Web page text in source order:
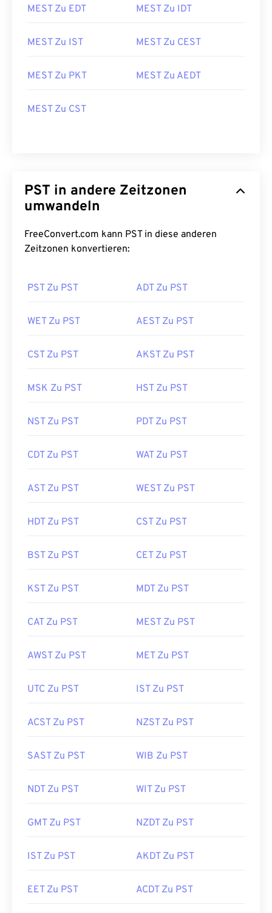
MEST Zu EDT MEST Zu IDT
MEST Zu IST MEST Zu CEST
MEST Zu PKT MEST Zu AEDT
MEST Zu CST
PST in andere Zeitzonen
umwandeln
FreeConvert.com kann PST in diese anderen
Zeitzonen konvertieren:
PST Zu PST ADT Zu PST
WET Zu PST AEST Zu PST
CST Zu PST AKST Zu PST
MSK Zu PST HST Zu PST
NST Zu PST PDT Zu PST
CDT Zu PST WAT Zu PST
AST Zu PST WEST Zu PST
HDT Zu PST CST Zu PST
BST Zu PST CET Zu PST
KST Zu PST MDT Zu PST
CAT Zu PST MEST Zu PST
AWST Zu PST MET Zu PST
UTC Zu PST IST Zu PST
ACST Zu PST NZST Zu PST
SAST Zu PST WIB Zu PST
NDT Zu PST WIT Zu PST
GMT Zu PST NZDT Zu PST
IST Zu PST AKDT Zu PST
EET Zu PST ACDT Zu PST